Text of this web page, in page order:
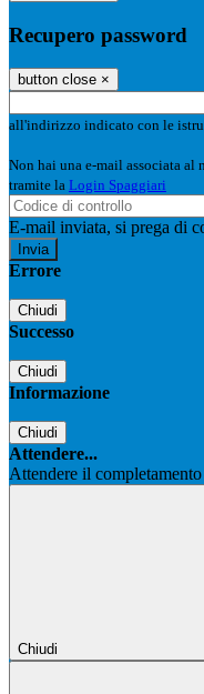
Recupero password
button close ×
all'indirizzo indicato con le
Non hai una e-mail associata al
tramite la Login Spaggiari
E-mail inviata, si prega di
Errore
Chiudi
Successo
Chiudi
Informazione
Chiudi
Attendere...
Attendere il
Chiudi